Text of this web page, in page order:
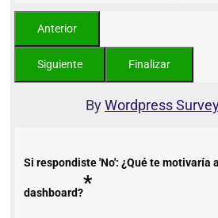
ByWordpress
Si respondiste 'No': ¿Qué te motivaría
dashboard?*